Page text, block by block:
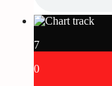
7
0